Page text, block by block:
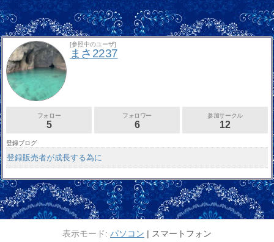
[参照中のユーザ]
まさ2237
フォロー
5
フォロワー
6
参加サークル
12
登録ブログ
登録販売者が成長する為に
パソコン スマートフォン